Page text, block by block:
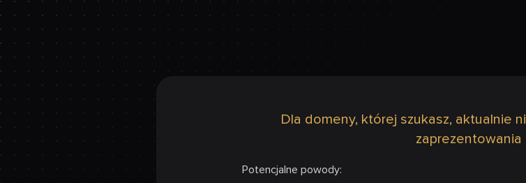
Dla domeny, której szukasz, aktualnie
zaprezentowania
Potencjalne powody: